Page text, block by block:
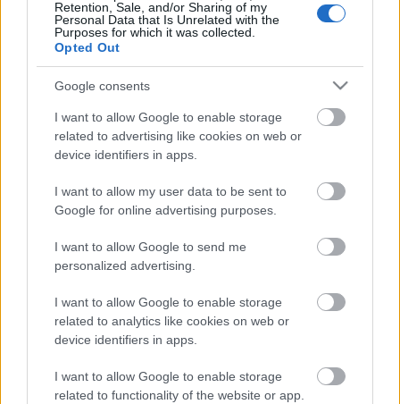
Retention, Sale, and/or Sharing of my
Personal Data that Is Unrelated with the
Purposes for which it was collected.
Opted Out
Google consents
I want to allow Google to enable storage
related to advertising like cookies on web or
device identifiers in apps.
I want to allow my user data to be sent to
Google for online advertising purposes.
I want to allow Google to send me
personalized advertising.
I want to allow Google to enable storage
related to analytics like cookies on web or
device identifiers in apps.
I want to allow Google to enable storage
related to functionality of the website or app.
helyzetet teremtett. Ennek egyik oka, hogy a
választókban nem sikerült…
Főpolgármester-választás: a
demokrácia ünnepe vagy